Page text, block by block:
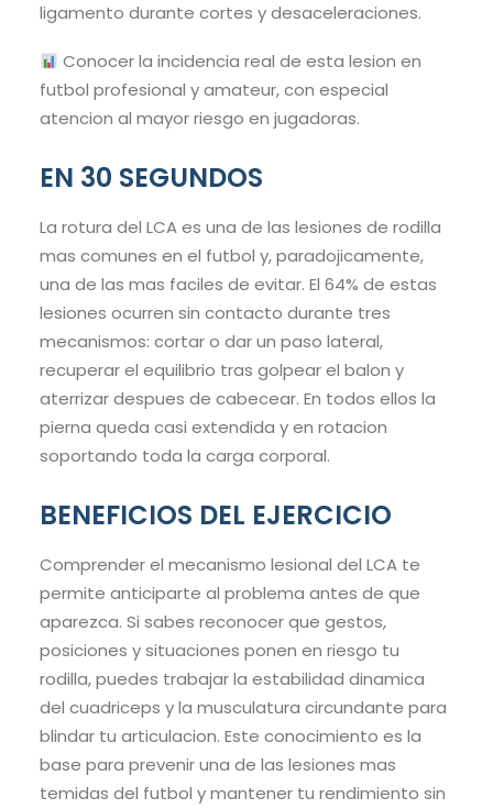
ligamento durante cortes y desaceleraciones.
Conocer la incidencia real de esta lesion en
futbol profesional y amateur, con especial
atencion al mayor riesgo en jugadoras.
EN 30 SEGUNDOS
La rotura del LCA es una de las lesiones de rodilla
mas comunes en el futbol y, paradojicamente,
una de las mas faciles de evitar. El 64% de estas
lesiones ocurren sin contacto durante tres
mecanismos: cortar o dar un paso lateral,
recuperar el equilibrio tras golpear el balon y
aterrizar despues de cabecear. En todos ellos la
pierna queda casi extendida y en rotacion
soportando toda la carga corporal.
BENEFICIOS DEL EJERCICIO
Comprender el mecanismo lesional del LCA te
permite anticiparte al problema antes de que
aparezca. Si sabes reconocer que gestos,
posiciones y situaciones ponen en riesgo tu
rodilla, puedes trabajar la estabilidad dinamica
del cuadriceps y la musculatura circundante para
blindar tu articulacion. Este conocimiento es la
base para prevenir una de las lesiones mas
temidas del futbol y mantener tu rendimiento sin